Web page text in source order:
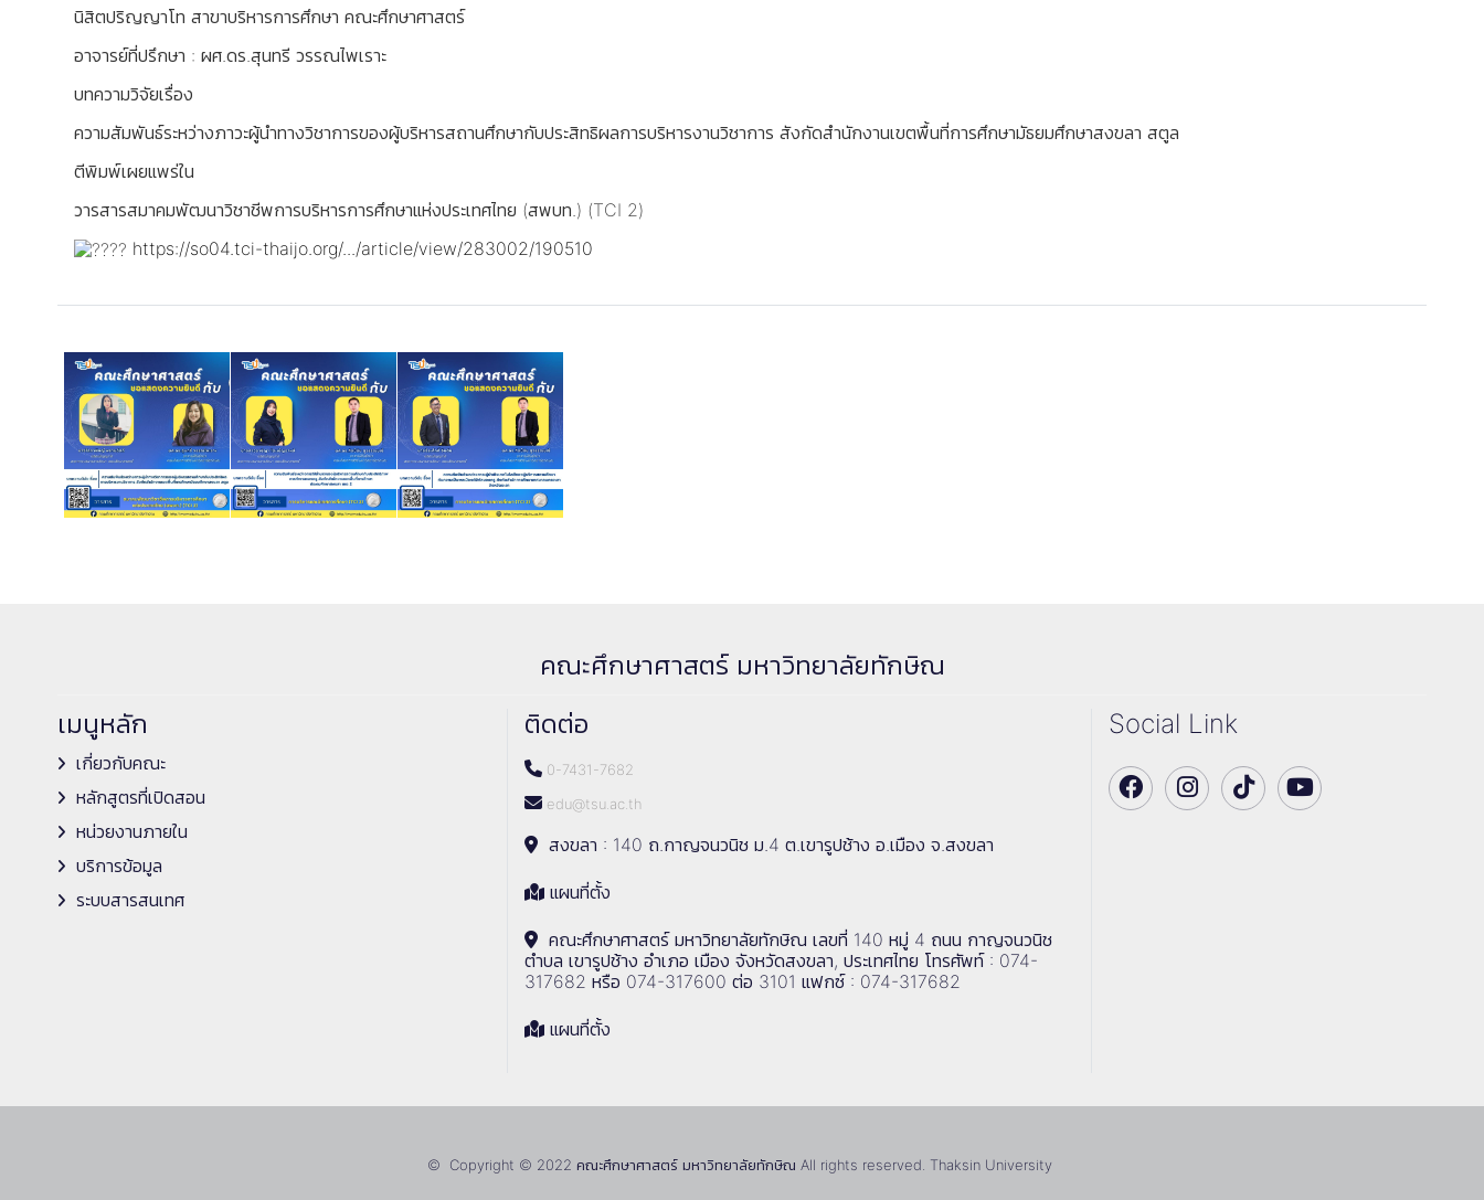
นิสิตปริญญาโท สาขาบริหารการศึกษา คณะศึกษาศาสตร์
อาจารย์ที่ปรึกษา : ผศ.ดร.สุนทรี วรรณไพเราะ
บทความวิจัยเรื่อง
ความสัมพันธ์ระหว่างภาวะผู้นำทางวิชาการของผู้บริหารสถานศึกษากับประสิทธิผลการบริหารงานวิชาการ สังกัดสำนักงานเขตพื้นที่การศึกษามัธยมศึกษาสงขลา สตูล
ตีพิมพ์เผยแพร่ใน
วารสารสมาคมพัฒนาวิชาชีพการบริหารการศึกษาแห่งประเทศไทย (สพบท.) (TCI 2)
https://so04.tci-thaijo.org/.../article/view/283002/190510
คณะศึกษาศาสตร์ มหาวิทยาลัยทักษิณ
เมนูหลัก
เกี่ยวกับคณะ
หลักสูตรที่เปิดสอน
หน่วยงานภายใน
บริการข้อมูล
ระบบสารสนเทศ
ติดต่อ
0-7431-7682
edu@tsu.ac.th
สงขลา : 140 ถ.กาญจนวนิช ม.4 ต.เขารูปช้าง อ.เมือง จ.สงขลา
แผนที่ตั้ง
คณะศึกษาศาสตร์ มหาวิทยาลัยทักษิณ เลขที่ 140 หมู่ 4 ถนน กาญจนวนิช
ตำบล เขารูปช้าง อำเภอ เมือง จังหวัดสงขลา, ประเทศไทย โทรศัพท์ : 074-
317682 หรือ 074-317600 ต่อ 3101 แฟกซ์ : 074-317682
แผนที่ตั้ง
Social Link
© Copyright © 2022 คณะศึกษาศาสตร์ มหาวิทยาลัยทักษิณ All rights reserved. Thaksin University